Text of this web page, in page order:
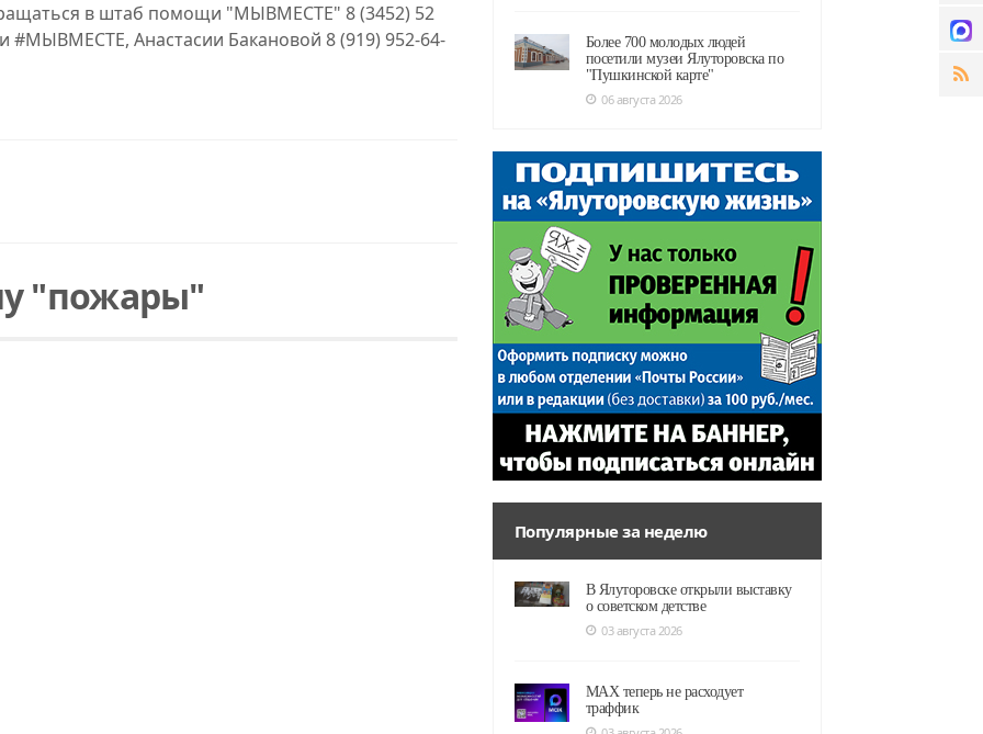
в штаб помощи "МЫВМЕСТЕ" 8 (3452) 52
Анастасии Бакановой 8 (919) 952-64-
"пожары"
Более 700 молодых людей
посетили музеи Ялуторовска по
"Пушкинской карте"
06 августа 2026
Популярные за неделю
В Ялуторовске открыли выставку
о советском детстве
03 августа 2026
MAX теперь не расходует
траффик